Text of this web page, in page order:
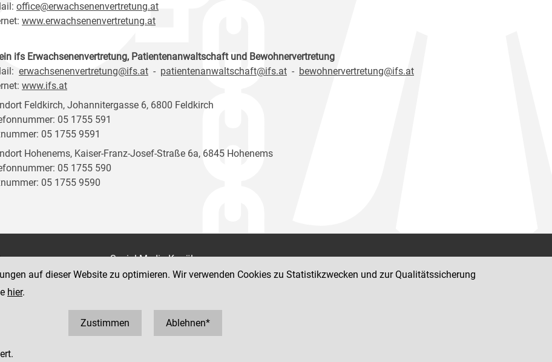
office@erwachsenenvertretung.at
www.erwachsenenvertretung.at
ifs Erwachsenenvertretung, Patientenanwaltschaft und Bewohnervertretung
erwachsenenvertretung@ifs.at - patientenanwaltschaft@ifs.at - bewohnervertretung@ifs.at
www.ifs.at
Feldkirch, Johannitergasse 6, 6800 Feldkirch
05 1755 591
05 1755 9591
Hohenems, Kaiser-Franz-Josef-Straße 6a, 6845 Hohenems
05 1755 590
05 1755 9590
7
Social Media Kanäle
der Justiz und des BMJ
auf dieser Website zu optimieren. Wir verwenden Cookies zu Statistikzwecken und zur Qualitätssicherung
hier.
Zustimmen Ablehnen*